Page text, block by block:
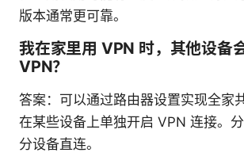
版本通常更可靠。
我在家里用 VPN 时，其他设备
VPN？
答案：可以通过路由器设置实现全家
在某些设备上单独开启 VPN 连接。
分设备直连。